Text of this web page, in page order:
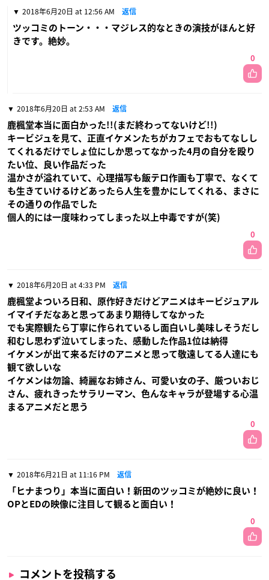
2018年6月20日 at 12:56 AM 返信
ツッコミのトーン・・・マジレス的なときの演技がほんと好
きです。絶妙。
0
2018年6月20日 at 2:53 AM 返信
鹿楓堂本当に面白かった!!(まだ終わってないけど!!)
キービジュを見て、正直イケメンたちがカフェでおもてなしし
てくれるだけでしょ位にしか思ってなかった4月の自分を殴り
たい位、良い作品だった
温かさが溢れていて、心理描写も飯テロ作画も丁寧で、なくて
も生きていけるけどあったら人生を豊かにしてくれる、まさに
その通りの作品でした
個人的には一度味わってしまった以上中毒ですが(笑)
0
2018年6月20日 at 4:33 PM 返信
鹿楓堂よついろ日和、原作好きだけどアニメはキービジュアル
イマイチだなあと思ってあまり期待してなかった
でも実際観たら丁寧に作られているし面白いし美味しそうだし
和むし思わず泣いてしまった、感動した作品1位は納得
イケメンが出て来るだけのアニメと思って敬遠してる人達にも
観て欲しいな
イケメンは勿論、綺麗なお姉さん、可愛い女の子、厳ついおじ
さん、疲れきったサラリーマン、色んなキャラが登場する心温
まるアニメだと思う
0
2018年6月21日 at 11:16 PM 返信
「ヒナまつり」本当に面白い！新田のツッコミが絶妙に良い！
OPとEDの映像に注目して観ると面白い！
0
コメントを投稿する